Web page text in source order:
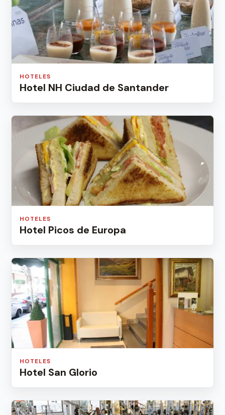
HOTELES
Hotel NH Ciudad de Santander
HOTELES
Hotel Picos de Europa
HOTELES
Hotel San Glorio